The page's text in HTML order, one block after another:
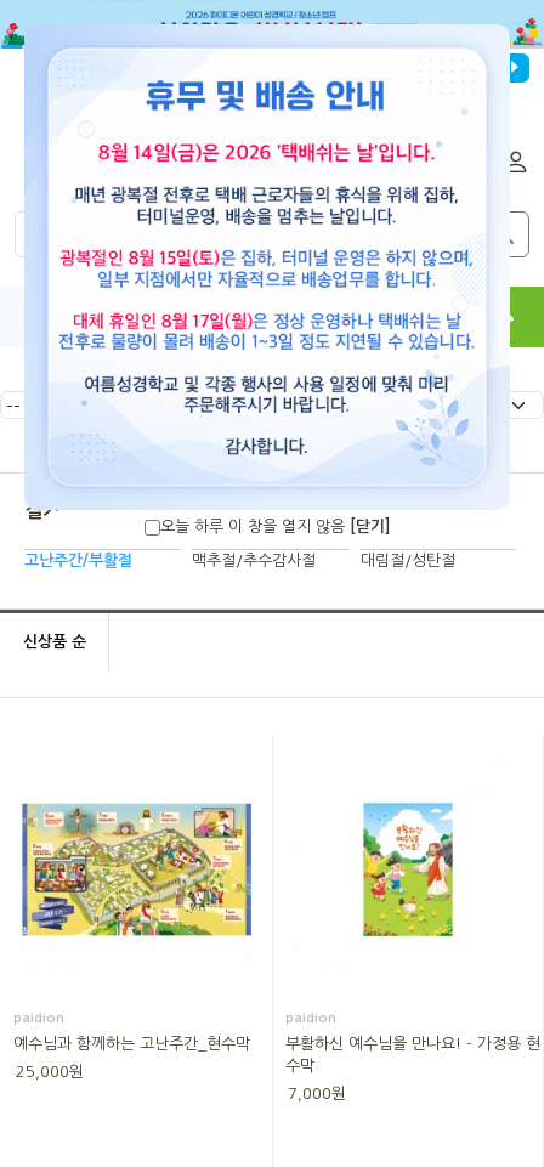
파이디온선교회
도서 뮤직 용품 현수막 콘텐츠
절기현수막
고난주간/부활절 맥추절/추수감사절 대림절/성탄절
신상품 순
paidion
예수님과 함께하는 고난주간_현수막
25,000원
paidion
부활하신 예수님을 만나요! - 가정용 현
수막
7,000원
오늘 하루 이 창을 열지 않음 [닫기]